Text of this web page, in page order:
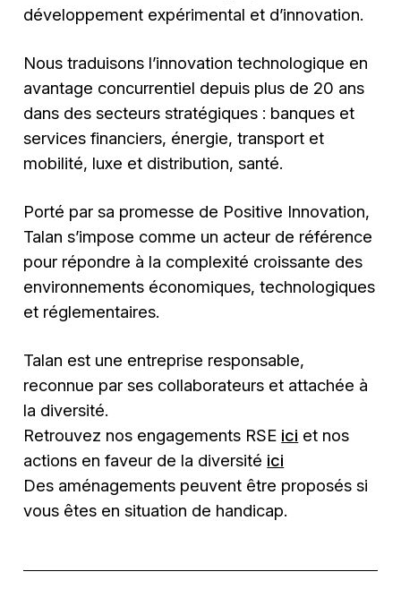
développement expérimental et d’innovation.
Nous traduisons l’innovation technologique en
avantage concurrentiel depuis plus de 20 ans
dans des secteurs stratégiques : banques et
services financiers, énergie, transport et
mobilité, luxe et distribution, santé.
Porté par sa promesse de Positive Innovation,
Talan s’impose comme un acteur de référence
pour répondre à la complexité croissante des
environnements économiques, technologiques
et réglementaires.
Talan est une entreprise responsable,
reconnue par ses collaborateurs et attachée à
la diversité.
Retrouvez nos engagements RSE ici et nos
actions en faveur de la diversité ici
Des aménagements peuvent être proposés si
vous êtes en situation de handicap.